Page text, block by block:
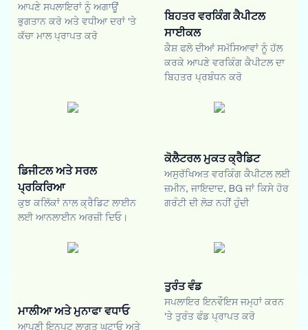
ਆਪਣੇ ਸਪਲਾਇਰਾਂ ਨੂੰ ਅਗਾਊਂ
ਭੁਗਤਾਨ ਕਰੋ ਅਤੇ ਵਧੀਆ ਦਰਾਂ 'ਤੇ
ਕੱਚਾ ਮਾਲ ਪ੍ਰਾਪਤ ਕਰੋ
ਬਿਹਤਰ ਵਰਕਿੰਗ ਕੈਪੀਟਲ
ਸਾਈਕਲ
ਕੈਸ਼ ਫਲੋ ਦੀਆਂ ਸਮੱਸਿਆਵਾਂ ਨੂੰ ਹੱਲ
ਕਰਕੇ ਆਪਣੇ ਵਰਕਿੰਗ ਕੈਪੀਟਲ ਦਾ
ਬਿਹਤਰ ਪ੍ਰਬੰਧਨ ਕਰੋ
ਡਿਜੀਟਲ ਅਤੇ ਸਰਲ
ਪ੍ਰਕਿਰਿਆ
ਕੁਝ ਕਲਿੱਕਾਂ ਨਾਲ ਕ੍ਰੈਡਿਟ ਲਾਈਨ
ਲਈ ਆਨਲਾਈਨ ਅਰਜ਼ੀ ਦਿਓ।
ਕੋਲੈਟਰਲ ਮੁਕਤ ਕ੍ਰੈਡਿਟ
ਅਸੁਰੱਖਿਅਤ ਵਰਕਿੰਗ ਕੈਪੀਟਲ ਲਈ
ਜ਼ਮੀਨ, ਜਾਇਦਾਦ, BG ਜਾਂ ਕਿਸੇ ਹੋਰ
ਗਰੰਟੀ ਦੀ ਲੋੜ ਨਹੀਂ ਹੁੰਦੀ
ਮਾਲੀਆ ਅਤੇ ਮੁਨਾਫਾ ਵਧਾਓ
ਆਪਣੀ ਇਨਪੁਟ ਲਾਗਤ ਘਟਾਓ ਅਤੇ
ਤੁਰੰਤ ਵੰਡ
ਸਪਲਾਇਰ ਇਨਵੌਇਸ ਜਮ੍ਹਾਂ ਕਰਨ
'ਤੇ ਤੁਰੰਤ ਫੰਡ ਪ੍ਰਾਪਤ ਕਰੋ